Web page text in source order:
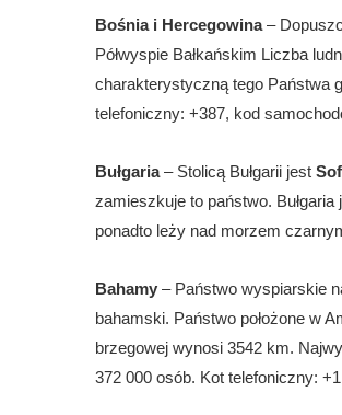
Bośnia i Hercegowina–
Półwyspie Bałkańskim Liczba
charakterystyczną tego Państwa
telefoniczny: +387, kod
Bułgaria– Stolicą Bułgarii jest
zamieszkuje to państwo.
ponadto leży nad morzem
Bahamy – Państwo wyspiarskie
bahamski. Państwo położone w
brzegowej wynosi 3542 km.
372 000 osób. Kot telefoniczny: